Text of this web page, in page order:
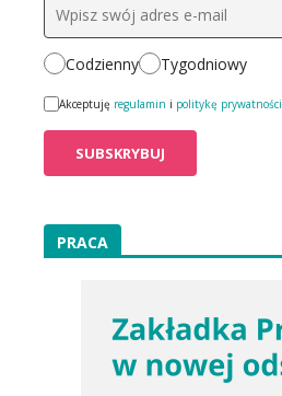
Codzienny Tygodniowy
Akceptuję regulamin i politykę prywatności
PRACA